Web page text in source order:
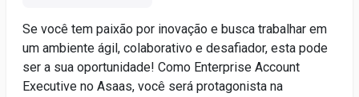
Se você tem paixão por inovação e busca trabalhar em
um ambiente ágil, colaborativo e desafiador, esta pode
ser a sua oportunidade! Como Enterprise Account
Executive no Asaas, você será protagonista na